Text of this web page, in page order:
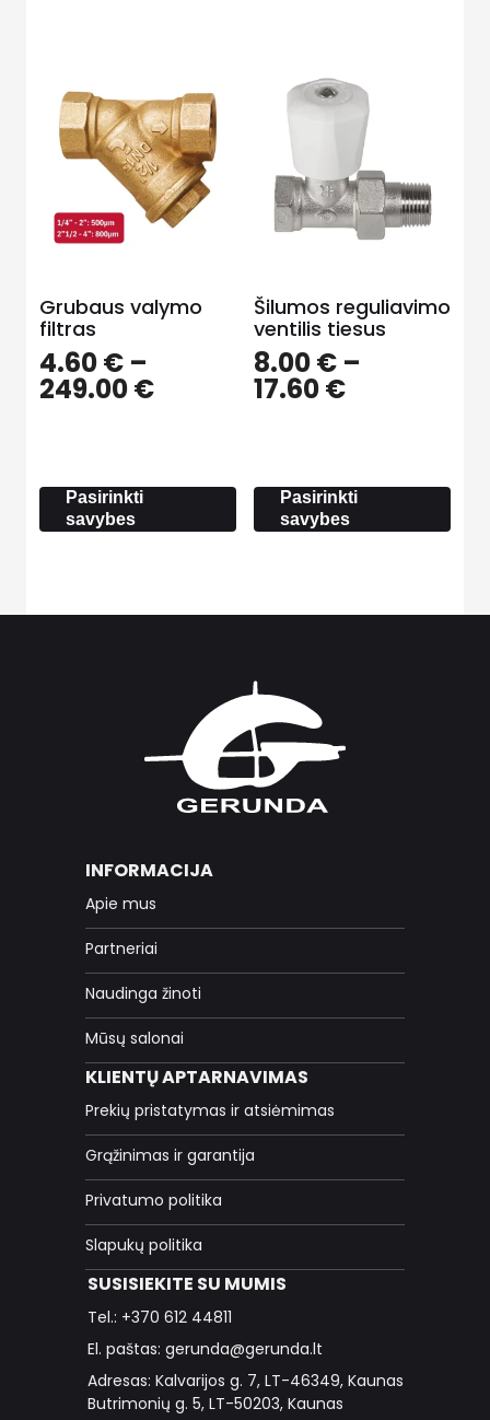
Grubaus valymo
filtras
4.60€ –
249.00€Price
249.00 €
Pasirinkti
savybes
Šilumos reguliavimo
ventilis tiesus
8.00€ –
17.60€Price
17.60 €
Pasirinkti
savybes
INFORMACIJA
Apie mus
Partneriai
Naudinga žinoti
Mūsų salonai
KLIENTŲ APTARNAVIMAS
Prekių pristatymas ir atsiėmimas
Grąžinimas ir garantija
Privatumo politika
Slapukų politika
SUSISIEKITE SU MUMIS
Tel.: +370 612 44811
El. paštas: gerunda@gerunda.lt
Adresas: Kalvarijos g. 7, LT-46349, Kaunas
Butrimonių g. 5, LT-50203, Kaunas